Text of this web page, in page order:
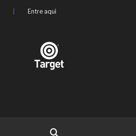
Entre aqui